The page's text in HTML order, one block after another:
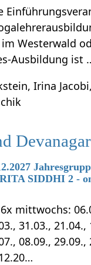
Westerwald
Ausbildung ist
Irina
SIDDHI 2 -
mittwochs:
31.03., 21.04.,
08.09., 29.09.,